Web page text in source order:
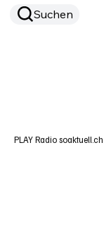
Suchen
PLAY Radio soaktuell.ch